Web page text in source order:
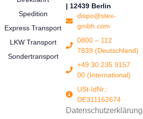
Spedition
Express Transport
LKW Transport
Sondertransport
| 12439 Berlin
dispo@stex-
gmbh.com
0800 – 112
7839 (Deutschland)
+49 30 235 9157
00 (International)
USt-IdNr.:
DE311162674
Datenschutzerklärung